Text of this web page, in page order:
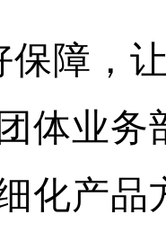
保障，
体业
化产品